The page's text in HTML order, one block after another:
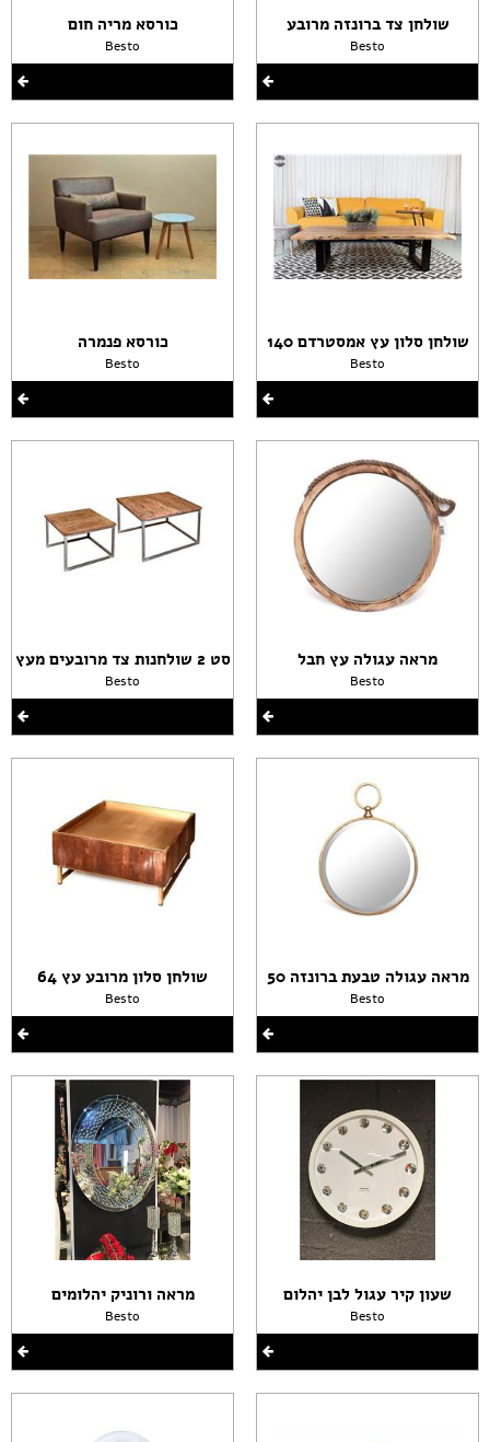
שולחן צד ברונזה מרובע
Besto
שולחן סלון עץ אמסטרדם 140
Besto
מראה עגולה עץ חבל
Besto
מראה עגולה טבעת ברונזה 50
Besto
שעון קיר עגול לבן יהלום
Besto
כורסא מריה חום
Besto
כורסא פנמרה
Besto
סט 2 שולחנות צד מרובעים מעץ
Besto
שולחן סלון מרובע עץ 64
Besto
מראה ורוניק יהלומים
Besto